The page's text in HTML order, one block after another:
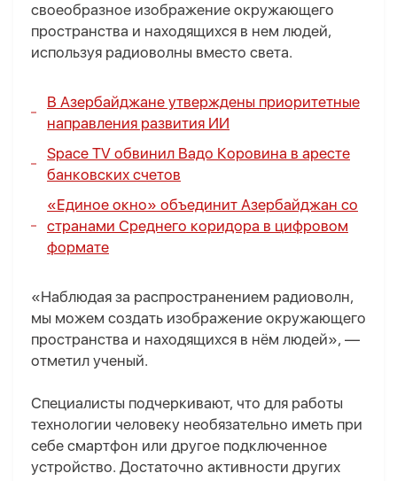
своеобразное изображение окружающего
пространства и находящихся в нем людей,
используя радиоволны вместо света.
В Азербайджане утверждены приоритетные
направления развития ИИ
Space TV обвинил Вадо Коровина в аресте
банковских счетов
«Единое окно» объединит Азербайджан со
странами Среднего коридора в цифровом
формате
«Наблюдая за распространением радиоволн,
мы можем создать изображение окружающего
пространства и находящихся в нём людей», —
отметил ученый.
Специалисты подчеркивают, что для работы
технологии человеку необязательно иметь при
себе смартфон или другое подключенное
устройство. Достаточно активности других